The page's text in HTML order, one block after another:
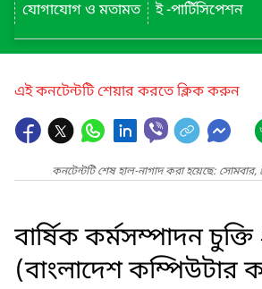
যোগাযোগ ও মতামত
ই -পার্টিসিপেশন
এই কনটেন্টটি শেয়ার করতে ক্লিক করুন
কনটেন্টটি শেষ হাল-নাগাদ করা হয়েছে:
বার্ষিক কর্মসম্পাদন
(বাংলাদেশ কম্পিউটার